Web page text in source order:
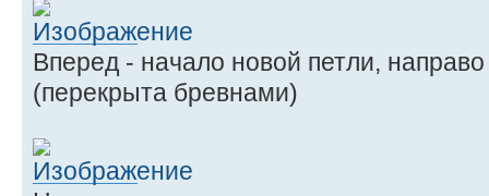
Вперед - начало новой петли,
(перекрыта бревнами)